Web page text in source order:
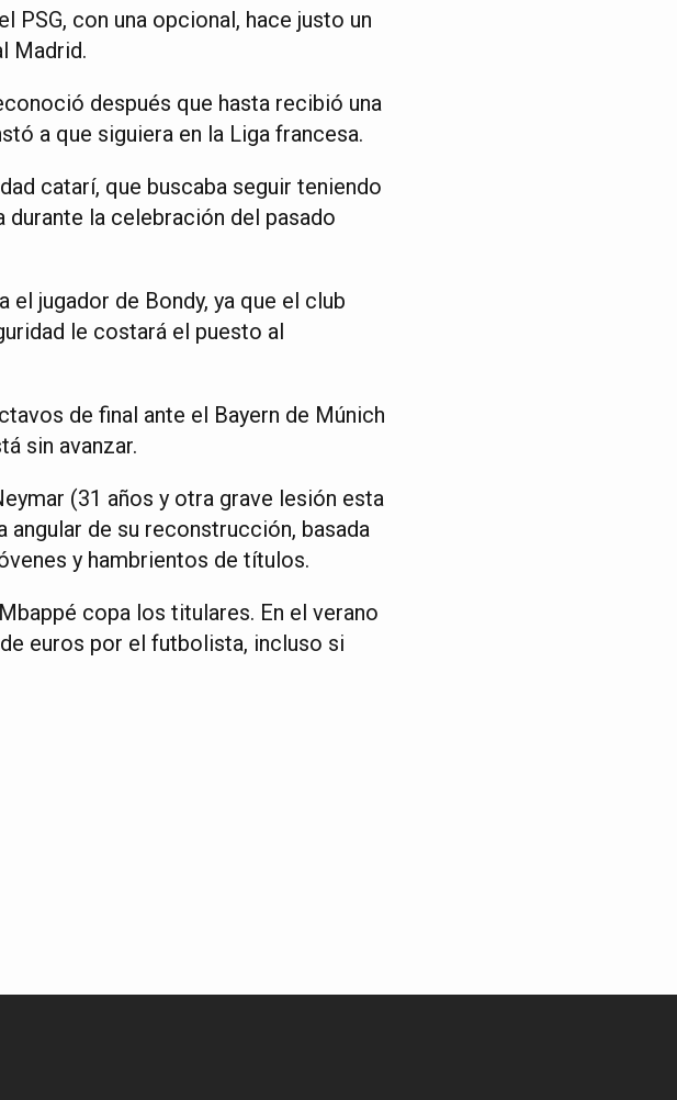
con una opcional, hace justo un
Madrid.
después que hasta recibió una
a que siguiera en la Liga francesa.
catarí, que buscaba seguir teniendo
durante la celebración del pasado
el jugador de Bondy, ya que el club
le costará el puesto al
de final ante el Bayern de Múnich
sin avanzar.
(31 años y otra grave lesión esta
de su reconstrucción, basada
y hambrientos de títulos.
copa los titulares. En el verano
euros por el futbolista, incluso si